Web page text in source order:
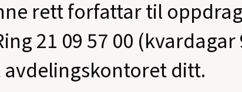
rett forfattar til
21 09 57 00 (kvardagar
ditt.